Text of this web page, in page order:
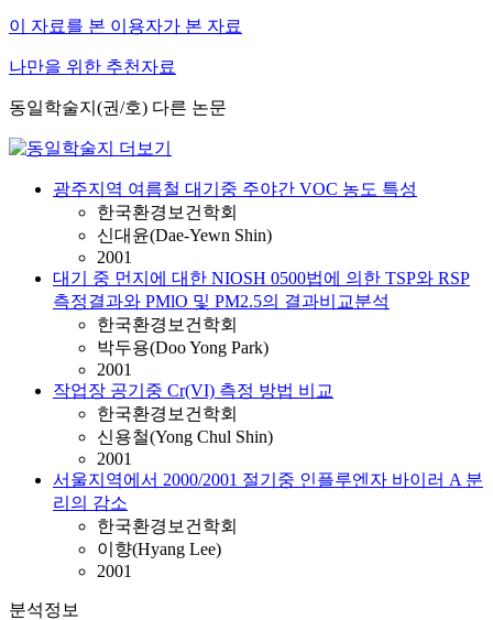
이 자료를 본 이용자가 본 자료
나만을 위한 추천자료
동일학술지(권/호) 다른 논문
광주지역 여름철 대기중 주야간 VOC 농도 특성
한국환경보건학회
신대윤(Dae-Yewn Shin)
2001
대기 중 먼지에 대한 NIOSH 0500법에 의한 TSP와 RSP
측정결과와 PMlO 및 PM2.5의 결과비교분석
한국환경보건학회
박두용(Doo Yong Park)
2001
작업장 공기중 Cr(VI) 측정 방법 비교
한국환경보건학회
신용철(Yong Chul Shin)
2001
서울지역에서 2000/2001 절기중 인플루엔자 바이러 A 분
리의 감소
한국환경보건학회
이향(Hyang Lee)
2001
분석정보